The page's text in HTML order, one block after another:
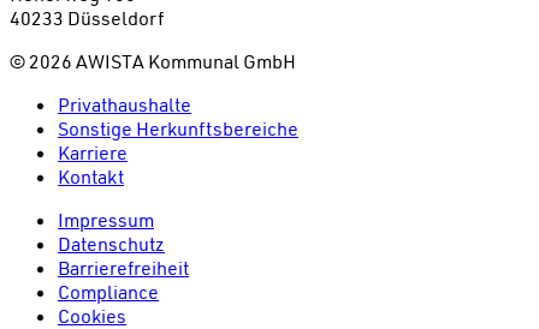
40233 Düsseldorf
© 2026 AWISTA Kommunal GmbH
Privathaushalte
Sonstige Herkunftsbereiche
Karriere
Kontakt
Impressum
Datenschutz
Barrierefreiheit
Compliance
Cookies